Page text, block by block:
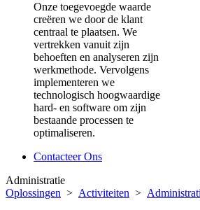
Onze toegevoegde waarde
creëren we door de klant
centraal te plaatsen. We
vertrekken vanuit zijn
behoeften en analyseren zijn
werkmethode. Vervolgens
implementeren we
technologisch hoogwaardige
hard- en software om zijn
bestaande processen te
optimaliseren.
Contacteer Ons
Administratie
Oplossingen > Activiteiten >